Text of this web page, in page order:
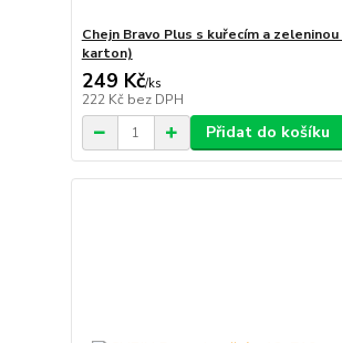
Chejn Bravo Plus s kuřecím a zeleninou
karton)
249 Kč/ks
222 Kč bez DPH
Přidat do košíku